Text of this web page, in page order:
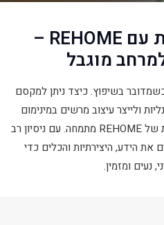
שיפוץ דירות קטנות עם REHOME –
מוגבל
בשיפוץ. כיצד ניתן למקסם
ולייצר עיצוב מרשים במינימום
מקום? זה בדיוק המקום שבו הצוות של REHOME מתמחה. עם ניסיון רב
את הידע, היצירתיות והכלים כדי
נעים ומזמין.